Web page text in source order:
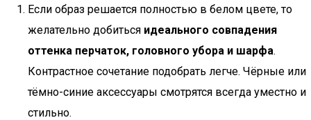
Если образ решается полностью в белом цвете, то
желательно добиться идеального совпадения
оттенка перчаток, головного убора и шарфа.
Контрастное сочетание подобрать легче. Чёрные или
тёмно-синие аксессуары смотрятся всегда уместно и
стильно.